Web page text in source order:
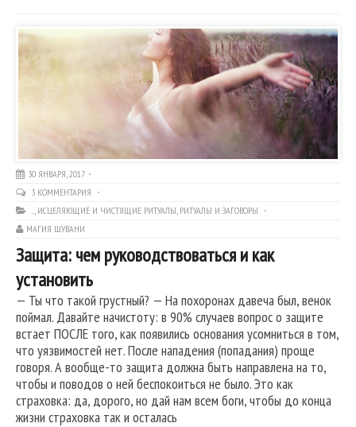
30 ЯНВАРЯ, 2017
3 КОММЕНТАРИЯ
..., ИСЦЕЛЯЮЩИЕ И ЧИСТЯЩИЕ РИТУАЛЫ, РИТУАЛЫ И ЗАГОВОРЫ
МАГИЯ ШУВАНИ
Защита: чем руководствоваться и как
установить
— Ты что такой грустный? — На похоронах давеча был, венок
поймал. Давайте начистоту: в 90% случаев вопрос о защите
встает ПОСЛЕ того, как появились основания усомниться в том,
что уязвимостей нет. После нападения (попадания) проще
говоря. А вообще-то защита должна быть направлена на то,
чтобы и поводов о ней беспокоиться не было. Это как
страховка: да, дорого, но дай нам всем боги, чтобы до конца
жизни страховка так и осталась